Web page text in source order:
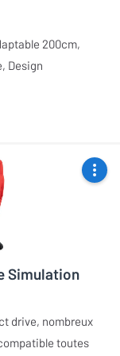
200cm,
Design
Simulation
drive, nombreux
toutes